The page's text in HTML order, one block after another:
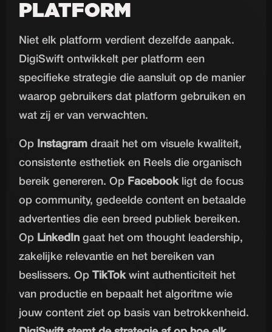
PLATFORM
Niet elk platform verdient dezelfde aanpak.
DigiSwift ontwikkelt per platform een
specifieke strategie die aansluit op de manier
waarop gebruikers dat platform gebruiken en
wat zij er van verwachten.
Op Instagram draait het om visuele kwaliteit,
consistente esthetiek en Reels die organisch
bereik genereren. Op Facebookligt de focus
op community, gedeelde content en betaalde
advertenties die een breed publiek bereiken.
Op LinkedIn gaat het om thought leadership,
zakelijke relevantie en het bereiken van
beslissers. OpTikTokwint authenticiteit het
van productie en bepaalt het algoritme wie
jouw content ziet op basis van betrokkenheid.